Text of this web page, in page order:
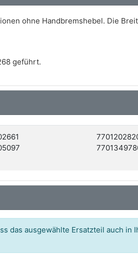
ohne Handbremshebel. Die
geführt.
das ausgewählte Ersatzteil auch in